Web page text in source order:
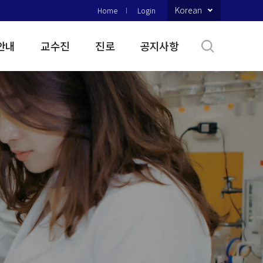
Home Login Korean
내 교수진 진로 공지사항